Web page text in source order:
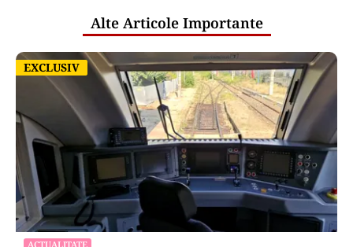
Alte Articole Importante
EXCLUSIV
EXCLUSIV
ACTUALITATE